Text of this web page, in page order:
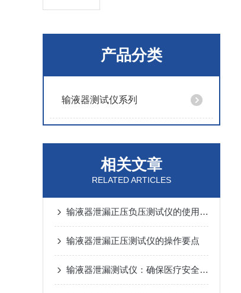
产品分类
输液器测试仪系列
相关文章
RELATED ARTICLES
输液器泄漏正压负压测试仪的使用方法
输液器泄漏正压测试仪的操作要点
输液器泄漏测试仪：确保医疗安全的关键设备